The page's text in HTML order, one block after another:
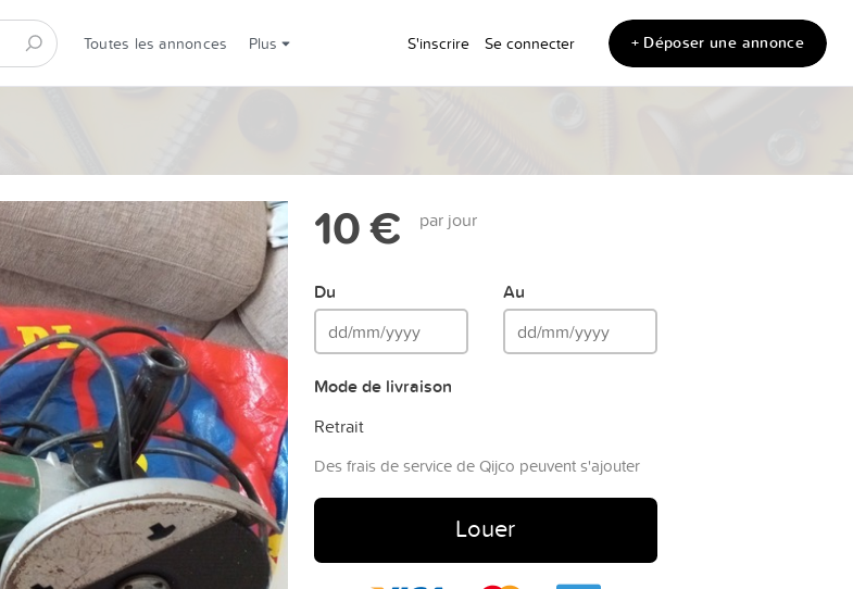
Toutes les annonces Plus S'inscrire Se connecter + Déposer une annonce
10 € par jour
Du Au
Mode de livraison
Retrait
Des frais de service de Qijco peuvent s'ajouter
Louer